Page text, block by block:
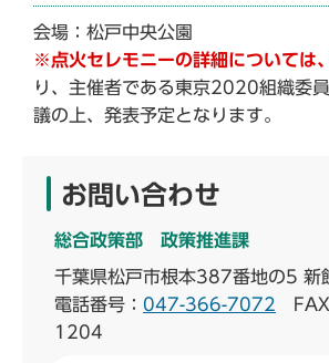
会場：松戸中央公園
※点火セレモニーの詳細については
り、主催者である東京2020組織委
議の上、発表予定となります。
お問い合わせ
総合政策部 政策推進課
千葉県松戸市根本387番地の5 新
電話番号： 047-366-7072
1204